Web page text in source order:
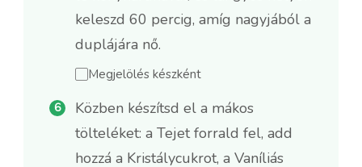
keleszd 60 percig, amíg nagyjából a
duplájára nő.
Megjelölés készként
Közben készítsd el a mákos
tölteléket: a Tejet forrald fel, add
hozzá a Kristálycukrot, a Vaníliás